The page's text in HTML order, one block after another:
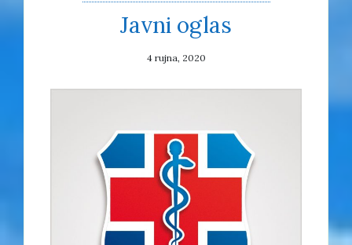
Javni oglas
4 rujna, 2020